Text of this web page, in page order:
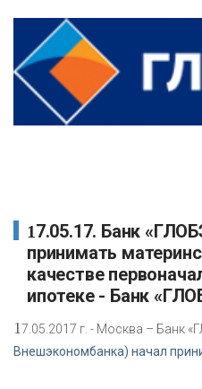
17.05.17. Банк «ГЛОБЭКС» начал
принимать
качестве
ипотеке - Банк
17.05.2017 г. - Москва – Банк
Внешэкономбанка) начал